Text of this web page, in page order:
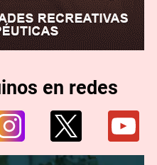
en redes